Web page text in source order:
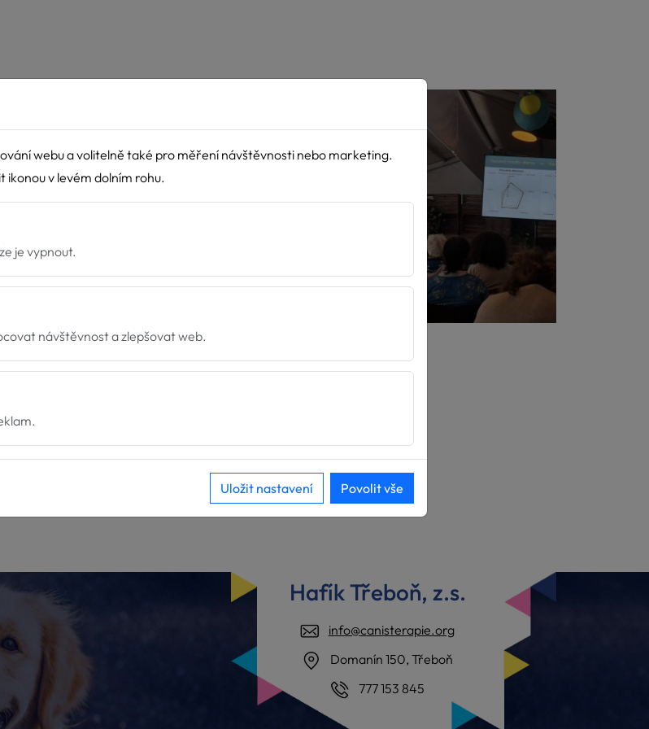
Hafík Třeboň, z.s.
info@canisterapie.org
Domanín 150, Třeboň
777 153 845
webu a volitelně také pro měření návštěvnosti nebo marketing.
ikonou v levém dolním rohu.
je vypnout.
návštěvnost a zlepšovat web.
Uložit nastavení Povolit vše